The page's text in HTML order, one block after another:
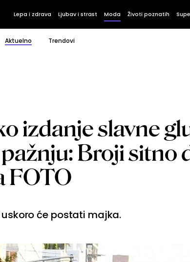
Lepa i zdrava Ljubav i strast Moda Životi poznatih
Aktuelno Trendovi
izdanje slavne
Broji sitno
FOTO
će postati majka.